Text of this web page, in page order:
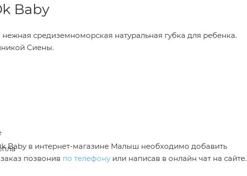
Baby
средиземноморская натуральная губка для ребенка.
Сиены.
Baby в интернет-магазине Малыш необходимо добавить
позвонив по телефону или написав в онлайн чат на сайте.